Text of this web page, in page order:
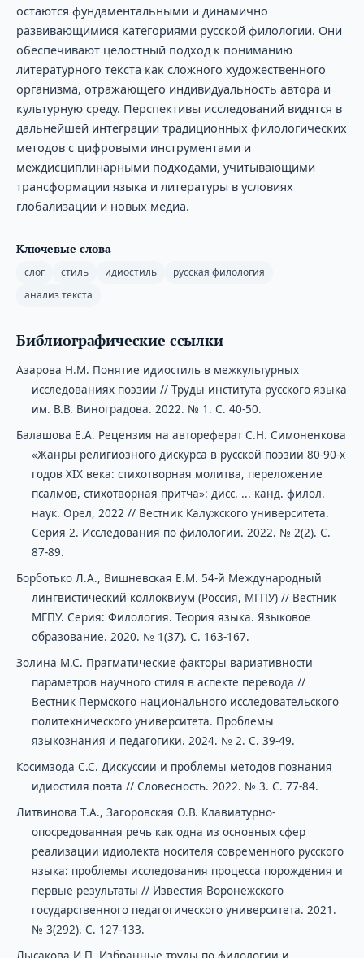
остаются фундаментальными и динамично
развивающимися категориями русской филологии. Они
обеспечивают целостный подход к пониманию
литературного текста как сложного художественного
организма, отражающего индивидуальность автора и
культурную среду. Перспективы исследований видятся в
дальнейшей интеграции традиционных филологических
методов с цифровыми инструментами и
междисциплинарными подходами, учитывающими
трансформации языка и литературы в условиях
глобализации и новых медиа.
Ключевые слова
слог стиль идиостиль
русская филология
анализ текста
Библиографические ссылки
Азарова Н.М. Понятие идиостиль в межкультурных
исследованиях поэзии // Труды института русского языка
им. В.В. Виноградова. 2022. № 1. С. 40-50.
Балашова Е.А. Рецензия на автореферат С.Н. Симоненкова
«Жанры религиозного дискурса в русской поэзии 80-90-х
годов ХІХ века: стихотворная молитва, переложение
псалмов, стихотворная притча»: дисс. ... канд. филол.
наук. Орел, 2022 // Вестник Калужского университета.
Серия 2. Исследования по филологии. 2022. № 2(2). С.
87-89.
Борботько Л.А., Вишневская Е.М. 54-й Международный
лингвистический коллоквиум (Россия, МГПУ) // Вестник
МГПУ. Серия: Филология. Теория языка. Языковое
образование. 2020. № 1(37). С. 163-167.
Золина М.С. Прагматические факторы вариативности
параметров научного стиля в аспекте перевода //
Вестник Пермского национального исследовательского
политехнического университета. Проблемы
языкознания и педагогики. 2024. № 2. С. 39-49.
Косимзода С.С. Дискуссии и проблемы методов познания
идиостиля поэта // Словесность. 2022. № 3. С. 77-84.
Литвинова Т.А., Загоровская О.В. Клавиатурно-
опосредованная речь как одна из основных сфер
реализации идиолекта носителя современного русского
языка: проблемы исследования процесса порождения и
первые результаты // Известия Воронежского
государственного педагогического университета. 2021.
№ 3(292). С. 127-133.